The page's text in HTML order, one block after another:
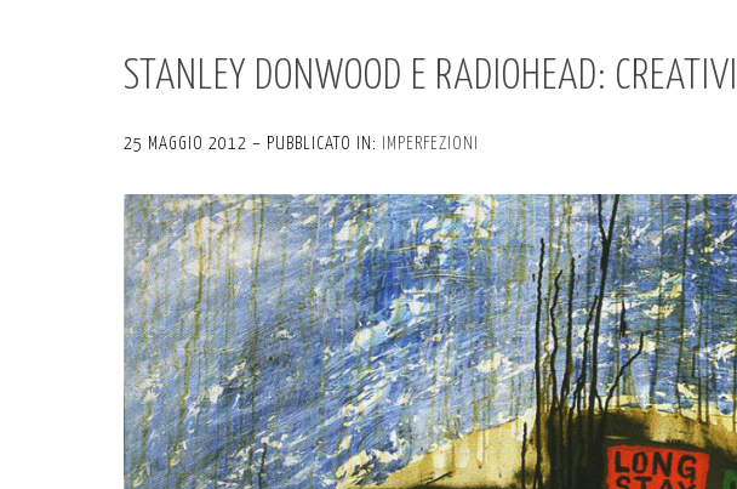
STANLEY DONWOOD E RADIOHEAD:
25 MAGGIO 2012 – PUBBLICATO IN: IMPERFEZIONI